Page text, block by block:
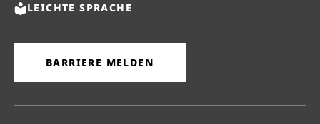
LEICHTE SPRACHE
BARRIERE MELDEN